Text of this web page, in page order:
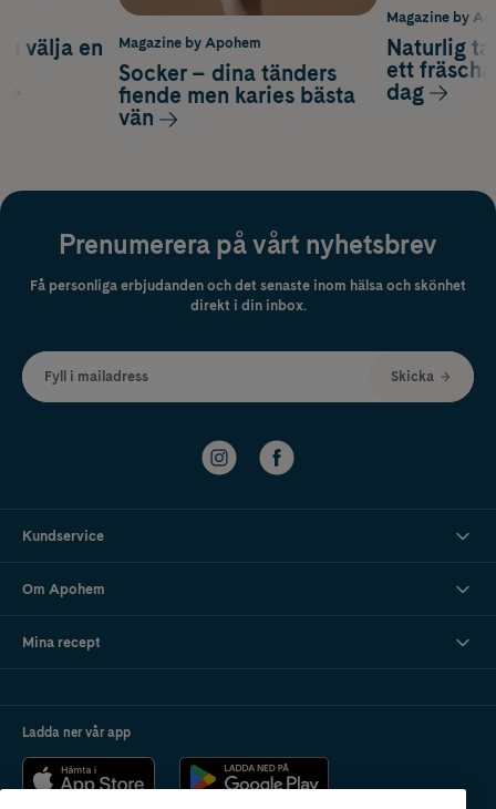
Magazine by
Naturlig
ett
dag
välja en
Magazine by Apohem
Socker – dina tänders
fiende men karies bästa
vän
Prenumerera på vårt nyhetsbrev
Få personliga erbjudanden och det senaste inom hälsa och skönhet
direkt i din inbox.
Fyll i mailadress Skicka
Kundservice
Om Apohem
Mina recept
Ladda ner vår app